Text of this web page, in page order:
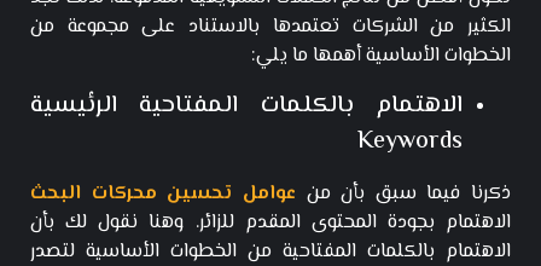
الكثير من الشركات تعتمدها بالاستناد على مجموعة من
الخطوات الأساسية أهمها ما يلي:
الاهتمام بالكلمات المفتاحية الرئيسية
Keywords
ذكرنا فيما سبق بأن من عوامل تحسين محركات البحث
الاهتمام بجودة المحتوى المقدم للزائر. وهنا نقول لك بأن
الاهتمام بالكلمات المفتاحية من الخطوات الأساسية لتصدر